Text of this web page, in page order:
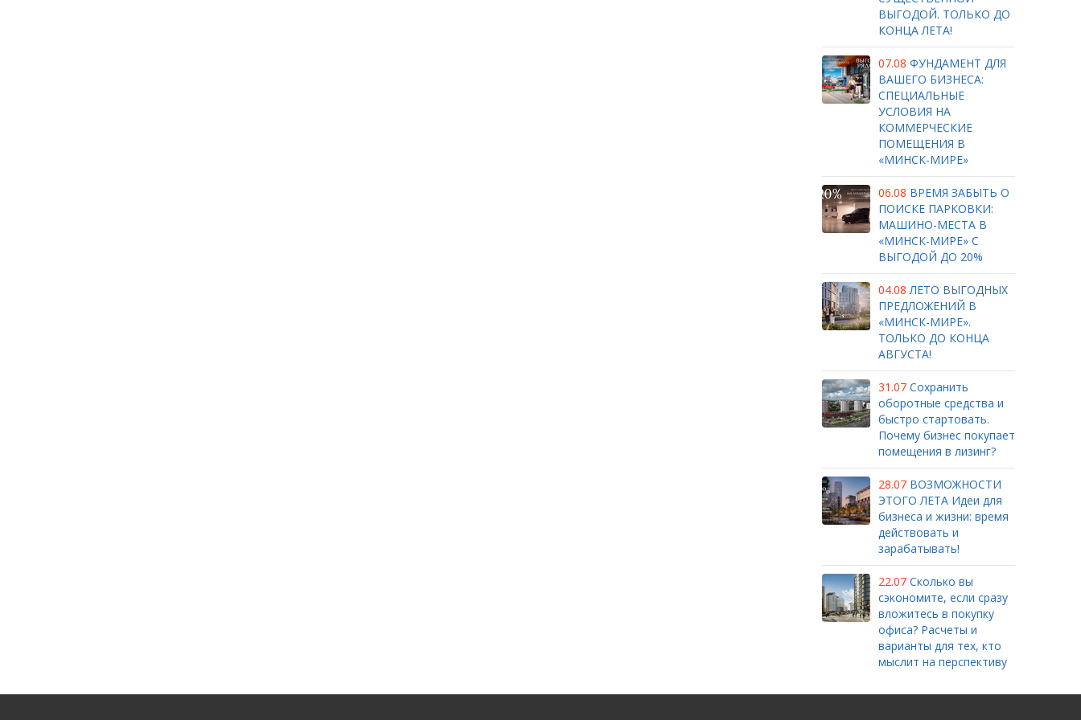
ВЫГОДОЙ. ТОЛЬКО ДО
КОНЦА ЛЕТА!
07.08 ФУНДАМЕНТ ДЛЯ
ВАШЕГО БИЗНЕСА:
СПЕЦИАЛЬНЫЕ
УСЛОВИЯ НА
КОММЕРЧЕСКИЕ
ПОМЕЩЕНИЯ В
«МИНСК-МИРЕ»
06.08 ВРЕМЯ ЗАБЫТЬ О
ПОИСКЕ ПАРКОВКИ:
МАШИНО-МЕСТА В
«МИНСК-МИРЕ» С
ВЫГОДОЙ ДО 20%
04.08 ЛЕТО ВЫГОДНЫХ
ПРЕДЛОЖЕНИЙ В
«МИНСК-МИРЕ».
ТОЛЬКО ДО КОНЦА
АВГУСТА!
31.07 Сохранить
оборотные средства и
быстро стартовать.
Почему бизнес покупает
помещения в лизинг?
28.07 ВОЗМОЖНОСТИ
ЭТОГО ЛЕТА Идеи для
бизнеса и жизни: время
действовать и
зарабатывать!
22.07 Сколько вы
сэкономите, если сразу
вложитесь в покупку
офиса? Расчеты и
варианты для тех, кто
мыслит на перспективу